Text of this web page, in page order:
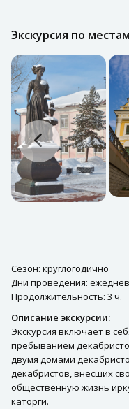
Экскурсия по
Сезон: круглогодично
Дни проведения:
Продолжительность: 3 ч.
Описание экскурсии:
Экскурсия включает в
пребыванием
двумя домами
декабристов, внесших
общественную жизнь
каторги.